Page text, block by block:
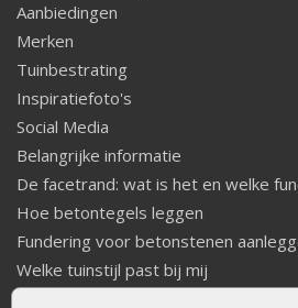
Aanbiedingen
Merken
Tuinbestrating
Inspiratiefoto's
Social Media
Belangrijke informatie
De facetrand: wat is het en welke
Hoe betontegels leggen
Fundering voor betonstenen
Welke tuinstijl past bij mij